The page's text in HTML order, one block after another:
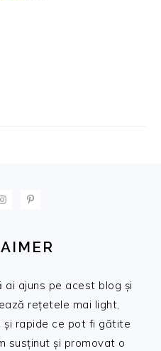
ai ajuns pe acest blog și
rețetele mai light,
și rapide ce pot fi gătite
susținut și promovat o